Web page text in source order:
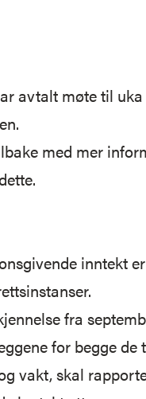
avtalt møte til
med mer
inntekt
fra
for begge de
vakt, skal